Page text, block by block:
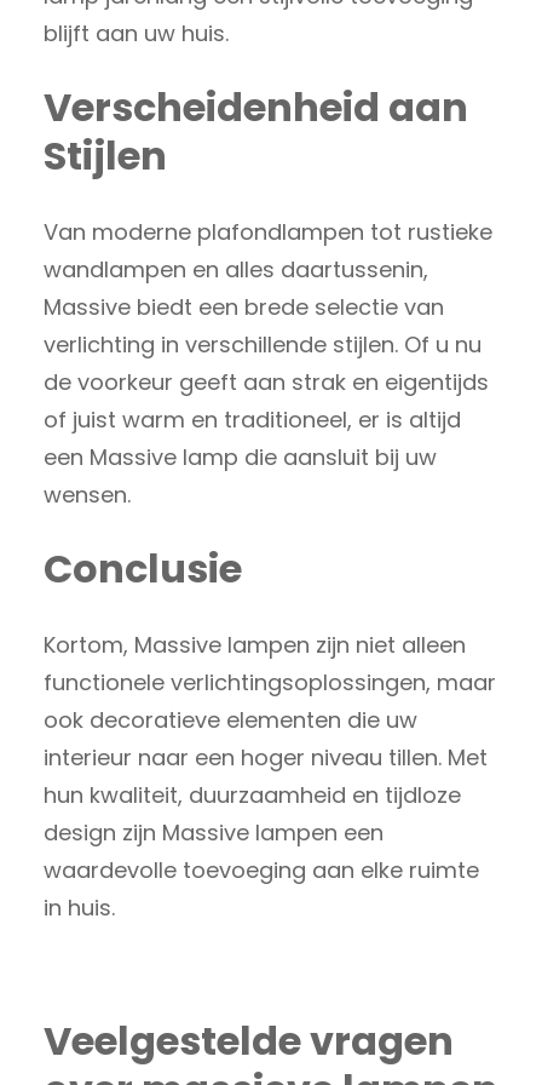
blijft aan uw huis.
Verscheidenheid aan
Stijlen
Van moderne plafondlampen tot rustieke
wandlampen en alles daartussenin,
Massive biedt een brede selectie van
verlichting in verschillende stijlen. Of u nu
de voorkeur geeft aan strak en eigentijds
of juist warm en traditioneel, er is altijd
een Massive lamp die aansluit bij uw
wensen.
Conclusie
Kortom, Massive lampen zijn niet alleen
functionele verlichtingsoplossingen, maar
ook decoratieve elementen die uw
interieur naar een hoger niveau tillen. Met
hun kwaliteit, duurzaamheid en tijdloze
design zijn Massive lampen een
waardevolle toevoeging aan elke ruimte
in huis.
Veelgestelde vragen